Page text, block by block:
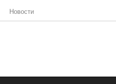
Новости